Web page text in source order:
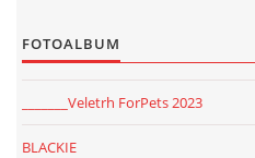
FOTOALBUM
_______Veletrh ForPets 2023
BLACKIE